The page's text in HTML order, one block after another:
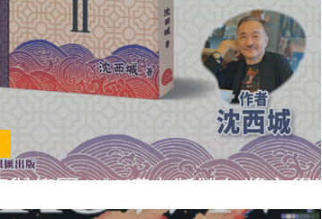
與倪匡Ⅱ》獲出版雙年獎文學獎